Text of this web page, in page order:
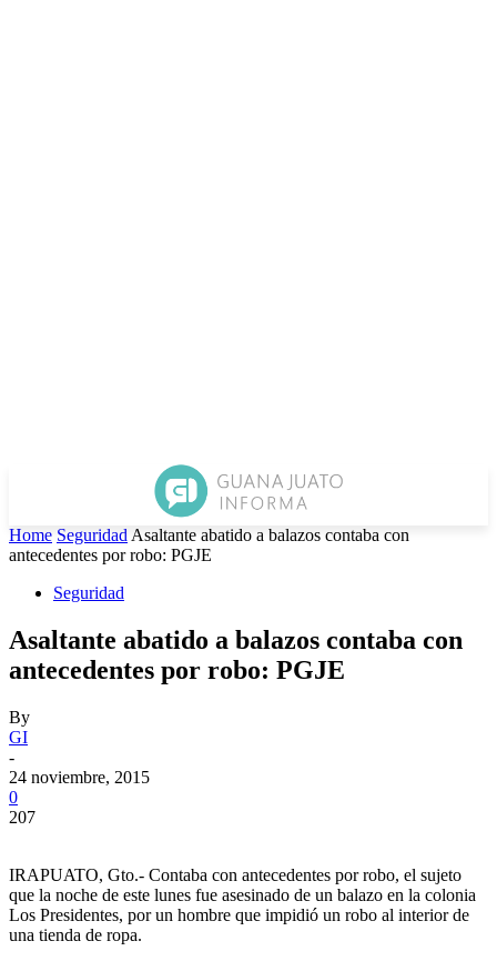
Home Seguridad Asaltante abatido a balazos contaba con
antecedentes por robo: PGJE
Seguridad
Asaltante abatido a balazos contaba con
antecedentes por robo: PGJE
By
GI
-
24 noviembre, 2015
0
207
IRAPUATO, Gto.- Contaba con antecedentes por robo, el sujeto
que la noche de este lunes fue asesinado de un balazo en la colonia
Los Presidentes, por un hombre que impidió un robo al interior de
una tienda de ropa.